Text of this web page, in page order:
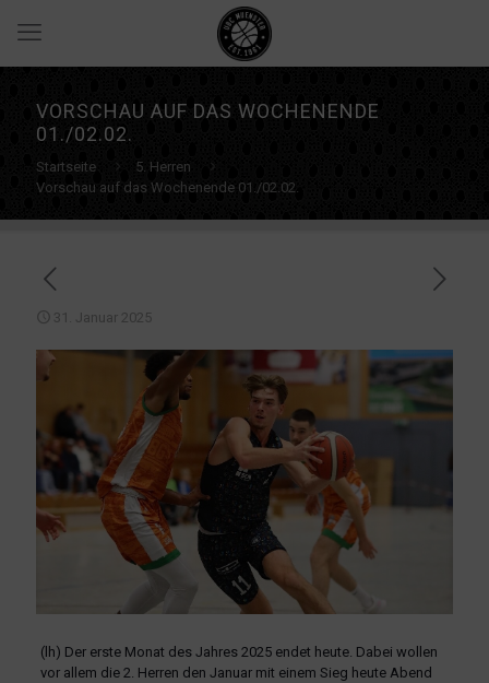
VORSCHAU AUF DAS WOCHENENDE
01./02.02.
Startseite
5. Herren
Vorschau auf das Wochenende 01./02.02.
31. Januar 2025
(lh) Der erste Monat des Jahres 2025 endet heute. Dabei wollen
vor allem die 2. Herren den Januar mit einem Sieg heute Abend